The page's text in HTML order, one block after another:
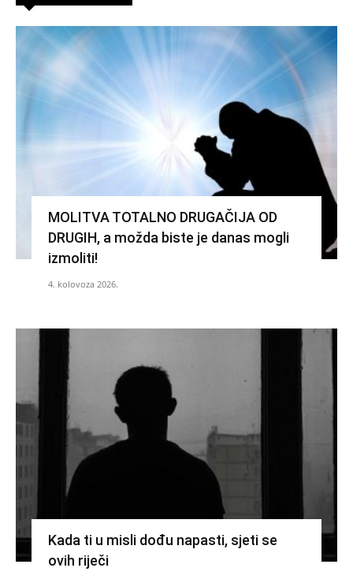
MOLITVA TOTALNO DRUGAČIJA OD
DRUGIH, a možda biste je danas mogli
izmoliti!
4. kolovoza 2026.
Kada ti u misli dođu napasti, sjeti se
ovih riječi